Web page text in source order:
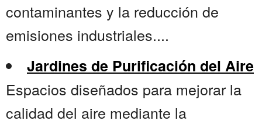
contaminantes y la reducción de
emisiones industriales....
Jardines de Purificación del Aire
Espacios diseñados para mejorar la
calidad del aire mediante la